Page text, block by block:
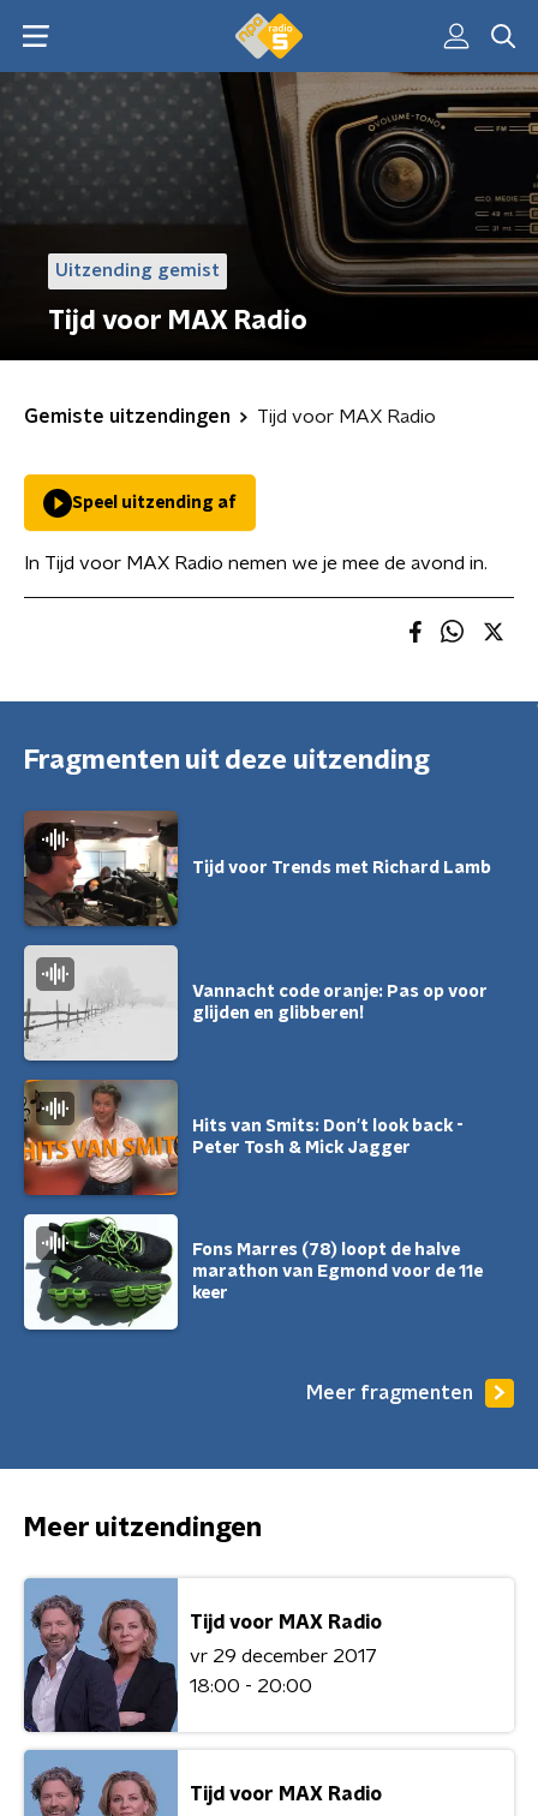
Uitzending gemist
Tijd voor MAX Radio
Gemiste uitzendingen Tijd voor MAX Radio
Speel uitzending af
In Tijd voor MAX Radio nemen we je mee de avond in.
Fragmenten uit deze uitzending
Tijd voor Trends met Richard Lamb
Vannacht code oranje: Pas op voor
glijden en glibberen!
Hits van Smits: Don't look back -
Peter Tosh & Mick Jagger
Fons Marres (78) loopt de halve
marathon van Egmond voor de 11e
keer
Meer fragmenten
Meer uitzendingen
Tijd voor MAX Radio
vr 29 december 2017
18:00 - 20:00
Tijd voor MAX Radio